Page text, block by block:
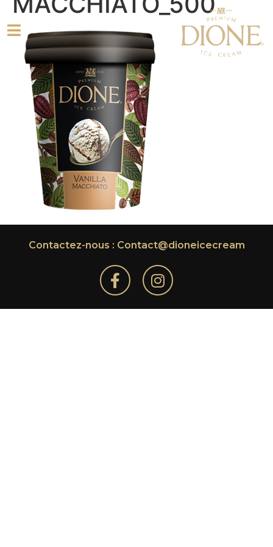
Contactez-nous : Contact@dioneicecream